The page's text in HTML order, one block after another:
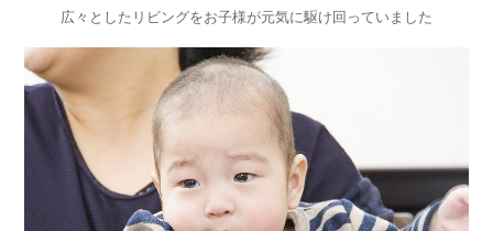
広々としたリビングをお子様が元気に駆け回っていました